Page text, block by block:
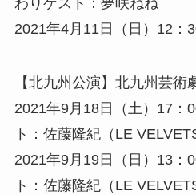
2021年4月11日（日）12：
【北九州公演】北九州芸術
2021年9月18日（土）17
ト：佐藤隆紀（LE
2021年9月19日（日）13
ト：佐藤隆紀（LE